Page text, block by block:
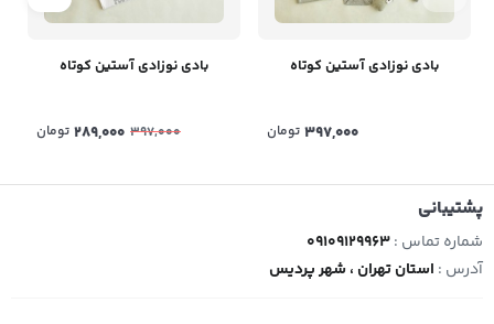
بادی نوزادی آستین کوتاه
397,000 تومان
بادی نوزادی آستین کوتاه
397,000
289,000 تومان
پشتیبانی
شماره تماس :09109129963
آدرس : استان تهران ، شهر پردیس